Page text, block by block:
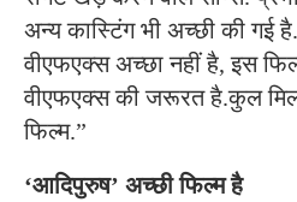
अन्य कास्टिंग भी अच्छी की गई
वीएफएक्स अच्छा नहीं है, इस
वीएफएक्स की जरूरत है.कुल
फिल्म.”
‘आदिपुरुष’ अच्छी फिल्म है